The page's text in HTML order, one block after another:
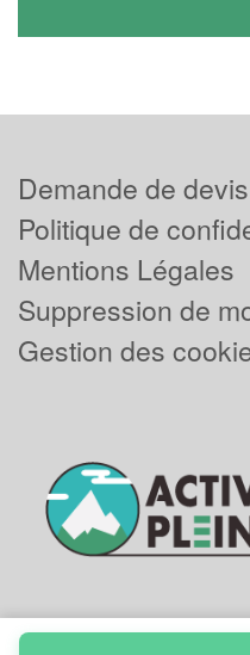
Demande de
Politique de
Mentions Légales
Suppression de
Gestion des